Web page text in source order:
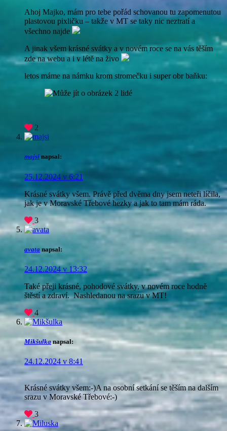
Ahoj Majko, mám pro tebe pořád schovanou tu zapomenutou
plastovou pixličku – takže v MT se taky nic neztratí a
všechno najde
A jinak všem krásné svátky a v novém roce se na vás těším
zde na webu a i v létě na živo
letos máme na námku krom stromečku i super obr baňku:
2
majsi napsal:
25.12.2024 v 6:21
Krásné svátky všem. Právě před dvěma dny jsem neteři líčila,
jak je v Moravské Třebové hezky a jak to tam mám ráda.
3
avata napsal:
24.12.2024 v 13:32
Také přeji krásné, pohodové svátky, v novém roce hodně
štěstí a zdraví. Nashledanou na srazu v MT!
4
Mikšulka napsal:
24.12.2024 v 8:41
Krásné svátky všem:-)A na osobní setkání se těším na dalším
srazu v Moravské Třebové:-)
3